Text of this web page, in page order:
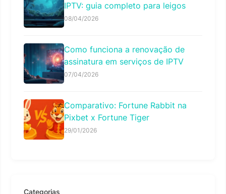
IPTV: guia completo para leigos
08/04/2026
Como funciona a renovação de
assinatura em serviços de IPTV
07/04/2026
Comparativo: Fortune Rabbit na
Pixbet x Fortune Tiger
29/01/2026
Categorias